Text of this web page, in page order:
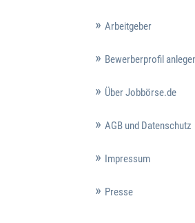
Arbeitgeber
Bewerberprofil
Über Jobbörse.de
AGB und Datenschutz
Impressum
Presse